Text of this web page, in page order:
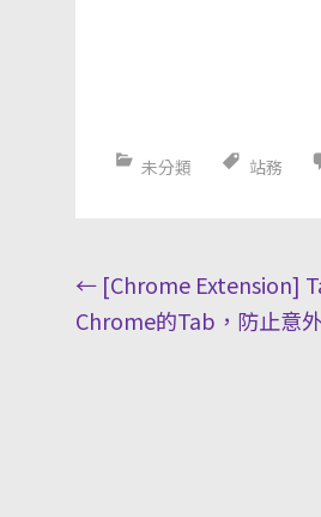
未分類 站務
Post
navigation
← [Chrome Extension]
Chrome的Tab，防止意